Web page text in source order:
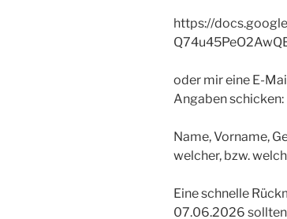
https://
oder mir eine E-
Angaben schicken:
Name, Vorname,
welcher, bzw.
Eine schnelle
07.06.2026 sollten